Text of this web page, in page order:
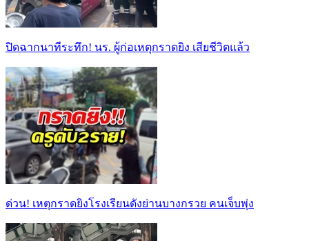
ปิดฉากนาทีระทึก! นร. ผู้ก่อเหตุกราดยิง เสียชีวิตแล้ว
ด่วน! เหตุกราดยิงโรงเรียนดังย่านบางกรวย คนเจ็บพุ่ง